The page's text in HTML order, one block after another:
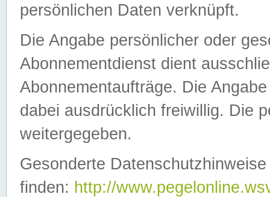
persönlichen Daten verknüpft.
Die Angabe persönlicher oder
Abonnementdienst dient
Abonnementaufträge. Die
dabei ausdrücklich freiwillig. Die
weitergegeben.
Gesonderte
finden: http://